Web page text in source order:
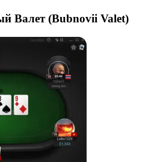
Валет (Bubnovii Valet)